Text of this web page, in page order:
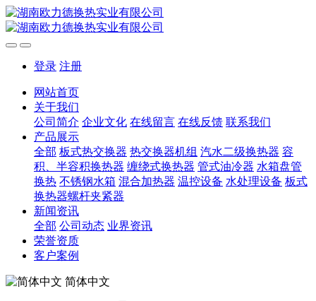
登录 注册
网站首页
关于我们
公司简介 企业文化 在线留言 在线反馈 联系我们
产品展示
全部 板式热交换器 热交换器机组 汽水二级换热器 容
积、半容积换热器 缠绕式换热器 管式油冷器 水箱盘管
换热 不锈钢水箱 混合加热器 温控设备 水处理设备 板式
换热器螺杆夹紧器
新闻资讯
全部 公司动态 业界资讯
荣誉资质
客户案例
简体中文